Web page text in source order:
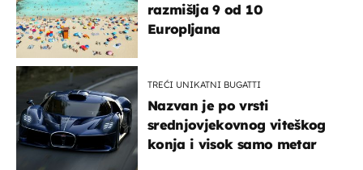
razmišlja 9 od 10
Europljana
TREĆI UNIKATNI BUGATTI
Nazvan je po vrsti
srednjovjekovnog viteškog
konja i visok samo metar